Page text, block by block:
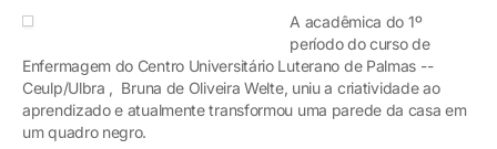
A acadêmica do 1º
período do curso de
Enfermagem do Centro Universitário Luterano de Palmas --
Ceulp/Ulbra , Bruna de Oliveira Welte, uniu a criatividade ao
aprendizado e atualmente transformou uma parede da casa em
um quadro negro.